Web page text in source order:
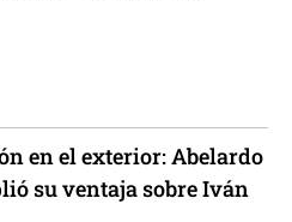
en el exterior: Abelardo
su ventaja sobre Iván